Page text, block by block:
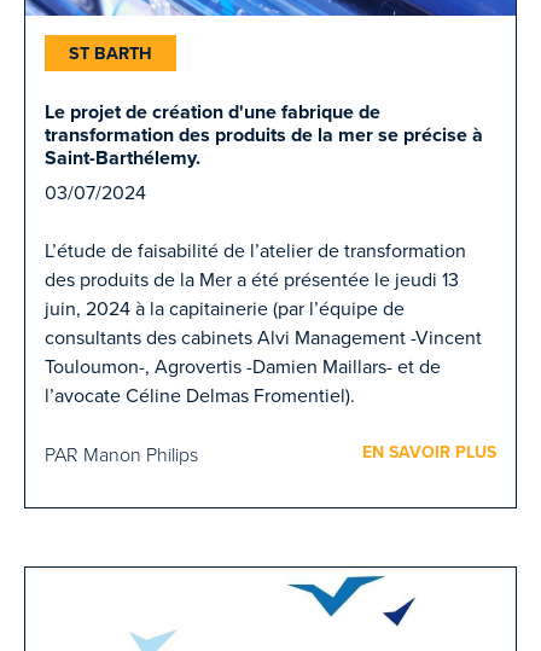
ST BARTH
Le projet de création d'une fabrique de
transformation des produits de la mer se précise à
Saint-Barthélemy.
03/07/2024
L’étude de faisabilité de l’atelier de transformation
des produits de la Mer a été présentée le jeudi 13
juin, 2024 à la capitainerie (par l’équipe de
consultants des cabinets Alvi Management -Vincent
Touloumon-, Agrovertis -Damien Maillars- et de
l’avocate Céline Delmas Fromentiel).
PAR Manon Philips EN SAVOIR PLUS